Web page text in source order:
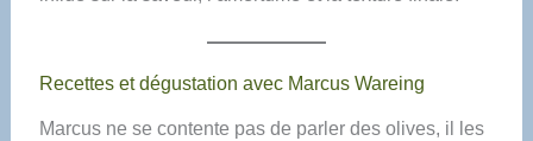
Recettes et dégustation avec Marcus Wareing
Marcus ne se contente pas de parler des olives, il les